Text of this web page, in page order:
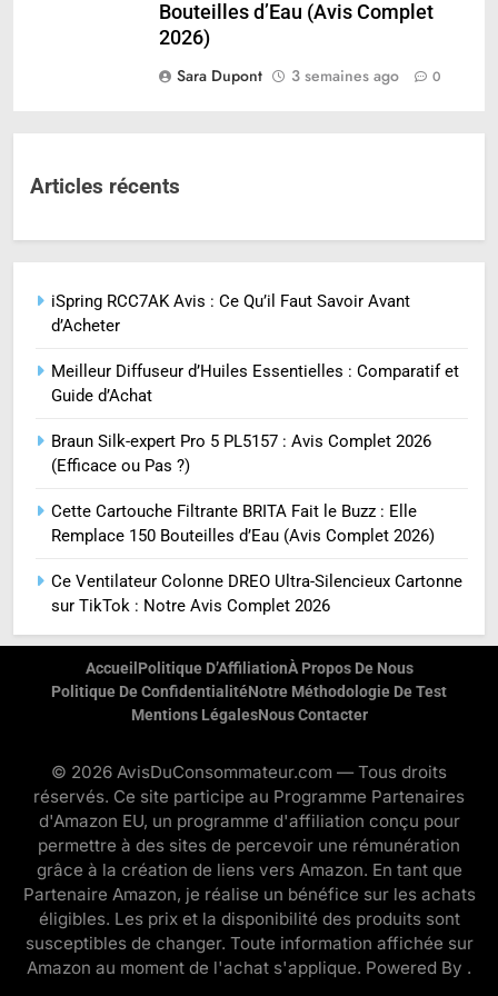
Bouteilles d’Eau (Avis Complet
2026)
Sara Dupont
3 semaines ago 0
Articles récents
iSpring RCC7AK Avis : Ce Qu’il Faut Savoir Avant
d’Acheter
Meilleur Diffuseur d’Huiles Essentielles : Comparatif et
Guide d’Achat
Braun Silk-expert Pro 5 PL5157 : Avis Complet 2026
(Efficace ou Pas ?)
Cette Cartouche Filtrante BRITA Fait le Buzz : Elle
Remplace 150 Bouteilles d’Eau (Avis Complet 2026)
Ce Ventilateur Colonne DREO Ultra-Silencieux Cartonne
sur TikTok : Notre Avis Complet 2026
Accueil Politique D’AffiliationÀ Propos De Nous
Politique De ConfidentialitéNotre Méthodologie De Test
Mentions LégalesNous Contacter
© 2026 AvisDuConsommateur.com — Tous droits
réservés. Ce site participe au Programme Partenaires
d'Amazon EU, un programme d'affiliation conçu pour
permettre à des sites de percevoir une rémunération
grâce à la création de liens vers Amazon. En tant que
Partenaire Amazon, je réalise un bénéfice sur les achats
éligibles. Les prix et la disponibilité des produits sont
susceptibles de changer. Toute information affichée sur
Amazon au moment de l'achat s'applique. Powered By .